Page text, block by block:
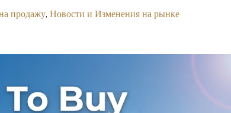
продажу, Новости и Изменения на рынке